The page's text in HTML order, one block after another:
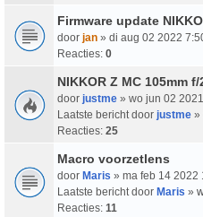
Firmware update
door jan » di aug 02 2022
Reacties: 0
NIKKOR Z MC 105mm f/
door justme » wo jun 02
Laatste bericht door justme »
Reacties: 25
Macro voorzetlens
door Maris » ma feb 14 2022
Laatste bericht door Maris »
Reacties: 11